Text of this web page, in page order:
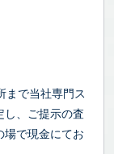
まで当社専門ス
し、ご提示の査
場で現金にてお